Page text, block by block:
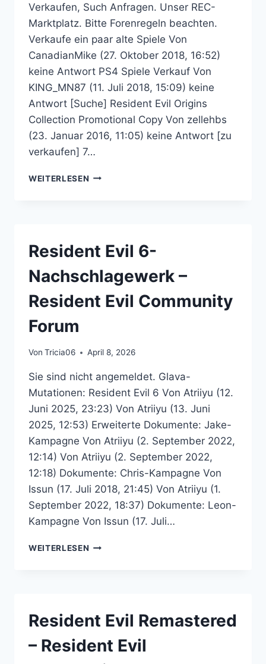
Verkaufen, Such Anfragen. Unser REC-
Marktplatz. Bitte Forenregeln beachten.
Verkaufe ein paar alte Spiele Von
CanadianMike (27. Oktober 2018, 16:52)
keine Antwort PS4 Spiele Verkauf Von
KING_MN87 (11. Juli 2018, 15:09) keine
Antwort [Suche] Resident Evil Origins
Collection Promotional Copy Von zellehbs
(23. Januar 2016, 11:05) keine Antwort [zu
verkaufen] 7…
WEITERLESEN MARKTPLATZ
Resident Evil 6-
Nachschlagewerk –
Resident Evil Community
Forum
Von Tricia06 April 8, 2026
Sie sind nicht angemeldet. Glava-
Mutationen: Resident Evil 6 Von Atriiyu (12.
Juni 2025, 23:23) Von Atriiyu (13. Juni
2025, 12:53) Erweiterte Dokumente: Jake-
Kampagne Von Atriiyu (2. September 2022,
12:14) Von Atriiyu (2. September 2022,
12:18) Dokumente: Chris-Kampagne Von
Issun (17. Juli 2018, 21:45) Von Atriiyu (1.
September 2022, 18:37) Dokumente: Leon-
Kampagne Von Issun (17. Juli…
WEITERLESEN RESIDENT
EVIL
FORUM
Resident Evil Remastered
– Resident Evil